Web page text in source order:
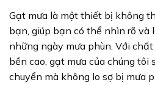
Gạt mưa là một thiết bị không
bạn, giúp bạn có thể nhìn rõ và
những ngày mưa phùn. Với
bền cao, gạt mưa của chúng tôi
chuyển mà không lo sợ bị mưa